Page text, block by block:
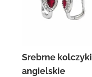
Srebrne kolczyki
angielskie